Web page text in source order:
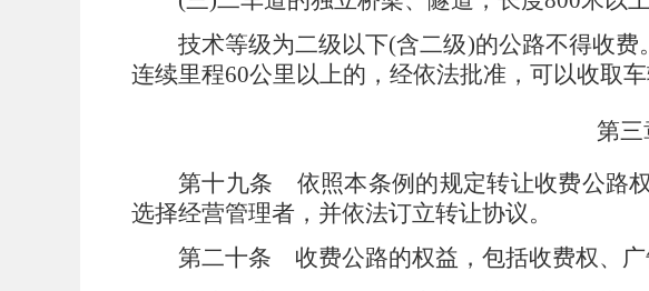
技术等级为二级以下(含二级)的公路不得收费
连续里程60公里以上的，经依法批准，可以收取车
第
第十九条 依照本条例的规定转让收费公路
选择经营管理者，并依法订立转让协议。
第二十条 收费公路的权益，包括收费权、